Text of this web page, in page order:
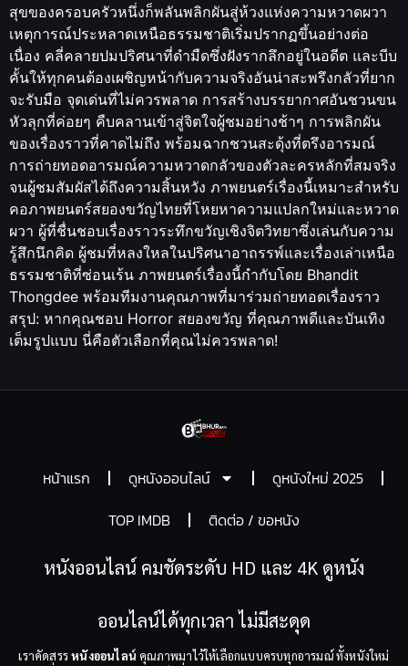
สุขของครอบครัวหนึ่งก็พลันพลิกผันสู่ห้วงแห่งความหวาดผวา
เหตุการณ์ประหลาดเหนือธรรมชาติเริ่มปรากฏขึ้นอย่างต่อ
เนื่อง คลี่คลายปมปริศนาที่ดำมืดซึ่งฝังรากลึกอยู่ในอดีต และบีบ
คั้นให้ทุกคนต้องเผชิญหน้ากับความจริงอันน่าสะพรึงกลัวที่ยาก
จะรับมือ จุดเด่นที่ไม่ควรพลาด การสร้างบรรยากาศอันชวนขน
หัวลุกที่ค่อยๆ คืบคลานเข้าสู่จิตใจผู้ชมอย่างช้าๆ การพลิกผัน
ของเรื่องราวที่คาดไม่ถึง พร้อมฉากชวนสะดุ้งที่ตรึงอารมณ์
การถ่ายทอดอารมณ์ความหวาดกลัวของตัวละครหลักที่สมจริง
จนผู้ชมสัมผัสได้ถึงความสิ้นหวัง ภาพยนตร์เรื่องนี้เหมาะสำหรับ
คอภาพยนตร์สยองขวัญไทยที่โหยหาความแปลกใหม่และหวาด
ผวา ผู้ที่ชื่นชอบเรื่องราวระทึกขวัญเชิงจิตวิทยาซึ่งเล่นกับความ
รู้สึกนึกคิด ผู้ชมที่หลงใหลในปริศนาอาถรรพ์และเรื่องเล่าเหนือ
ธรรมชาติที่ซ่อนเร้น ภาพยนตร์เรื่องนี้กำกับโดย Bhandit
Thongdee พร้อมทีมงานคุณภาพที่มาร่วมถ่ายทอดเรื่องราว
สรุป: หากคุณชอบ Horror สยองขวัญ ที่คุณภาพดีและบันเทิง
เต็มรูปแบบ นี่คือตัวเลือกที่คุณไม่ควรพลาด!
หน้าแรก ดูหนังออนไลน์
ดูหนังใหม่ 2025
TOP IMDB
ติดต่อ / ขอหนัง
หนังออนไลน์ คมชัดระดับ HD และ 4K ดูหนัง
ออนไลน์ได้ทุกเวลา ไม่มีสะดุด
เราคัดสรรหนังออนไลน์ คุณภาพมาไว้ให้เลือกแบบครบทุกอารมณ์ ทั้งหนังใหม่